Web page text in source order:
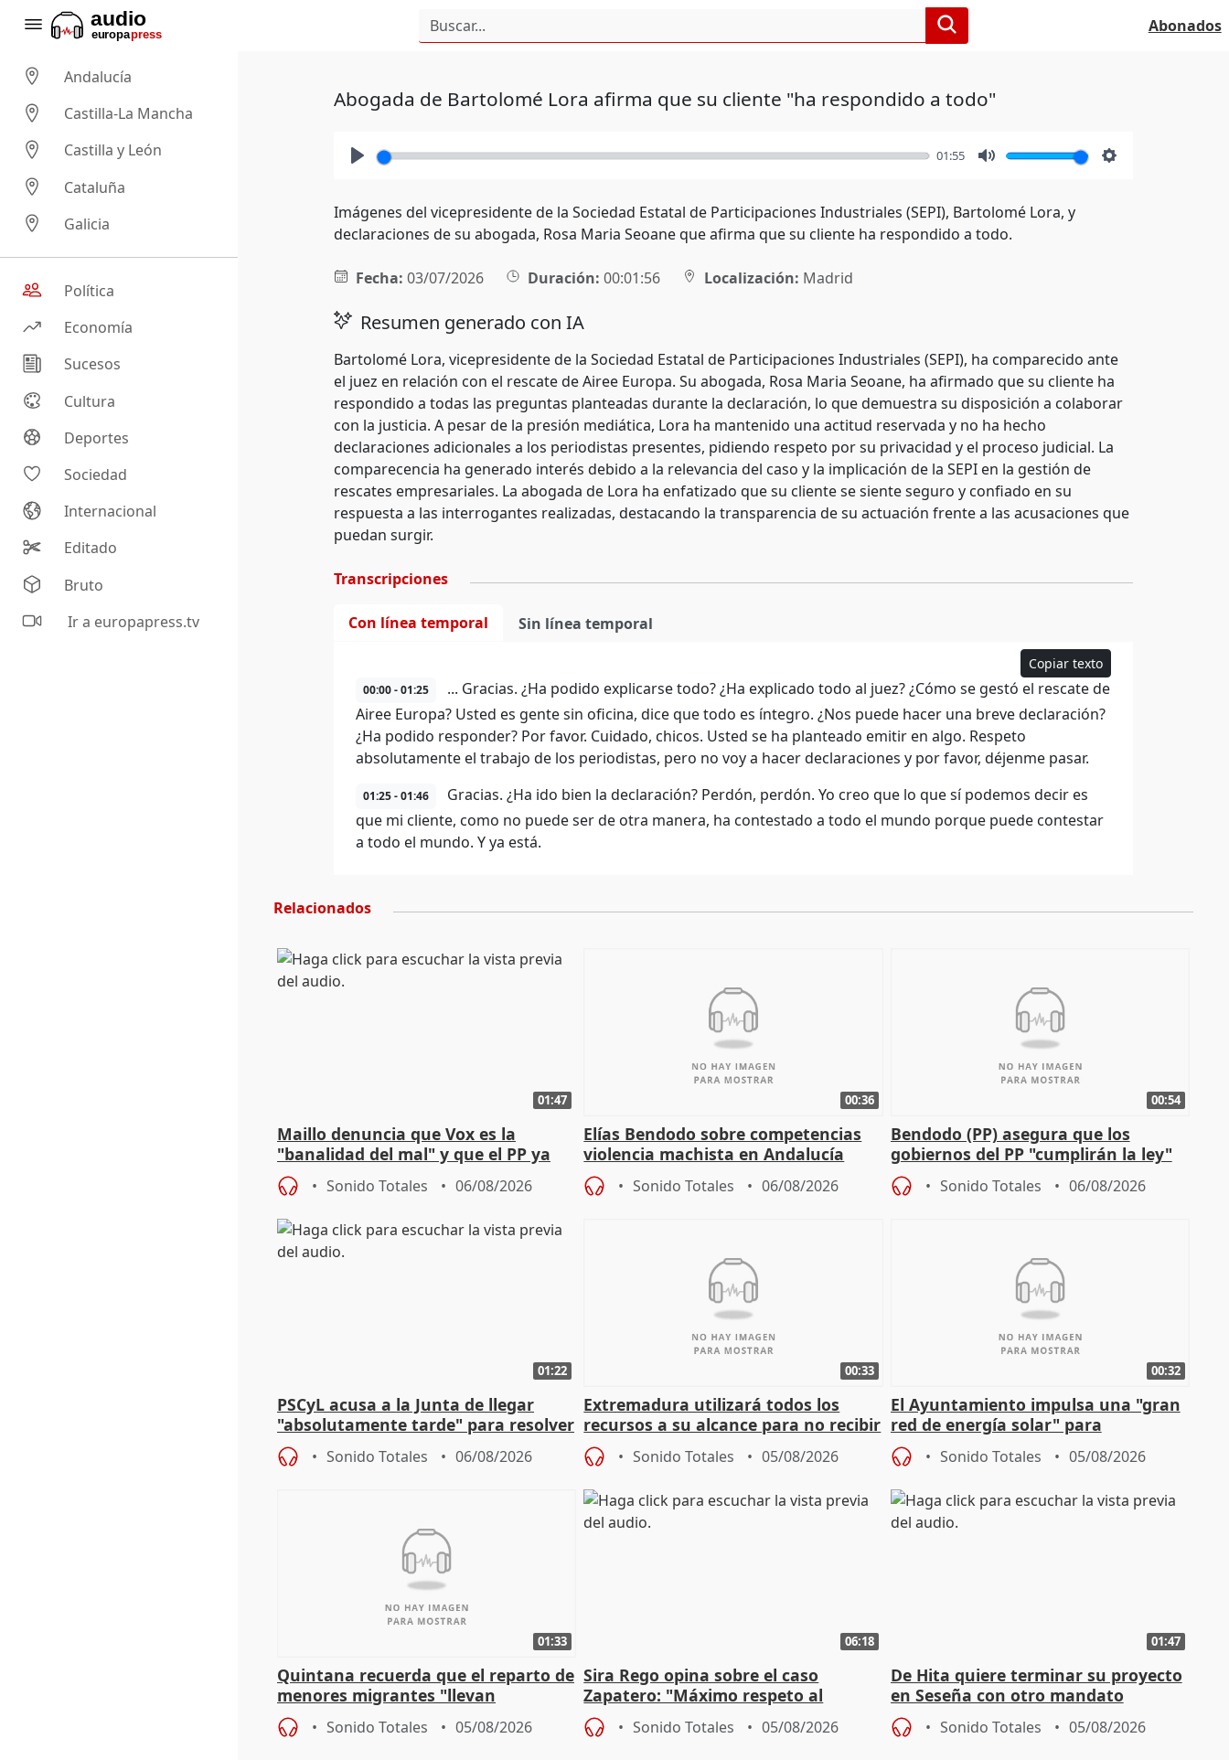
Abonados
Andalucía
Castilla-La Mancha
Castilla y León
Cataluña
Galicia
Política
Economía
Sucesos
Cultura
Deportes
Sociedad
Internacional
Editado
Bruto
Ir a europapress.tv
Abogada de Bartolomé Lora afirma que su cliente "ha respondido a todo"
01:55
Imágenes del vicepresidente de la Sociedad Estatal de Participaciones Industriales (SEPI), Bartolomé Lora, y
declaraciones de su abogada, Rosa Maria Seoane que afirma que su cliente ha respondido a todo.
Fecha: 03/07/2026 Duración: 00:01:56 Localización: Madrid
Resumen generado con IA
Bartolomé Lora, vicepresidente de la Sociedad Estatal de Participaciones Industriales (SEPI), ha comparecido ante
el juez en relación con el rescate de Airee Europa. Su abogada, Rosa Maria Seoane, ha afirmado que su cliente ha
respondido a todas las preguntas planteadas durante la declaración, lo que demuestra su disposición a colaborar
con la justicia. A pesar de la presión mediática, Lora ha mantenido una actitud reservada y no ha hecho
declaraciones adicionales a los periodistas presentes, pidiendo respeto por su privacidad y el proceso judicial. La
comparecencia ha generado interés debido a la relevancia del caso y la implicación de la SEPI en la gestión de
rescates empresariales. La abogada de Lora ha enfatizado que su cliente se siente seguro y confiado en su
respuesta a las interrogantes realizadas, destacando la transparencia de su actuación frente a las acusaciones que
puedan surgir.
Transcripciones
Con línea temporal Sin línea temporal
Copiar texto
00:00 - 01:25
... Gracias. ¿Ha podido explicarse todo? ¿Ha explicado todo al juez? ¿Cómo se gestó el rescate de
Airee Europa? Usted es gente sin oficina, dice que todo es íntegro. ¿Nos puede hacer una breve declaración?
¿Ha podido responder? Por favor. Cuidado, chicos. Usted se ha planteado emitir en algo. Respeto
absolutamente el trabajo de los periodistas, pero no voy a hacer declaraciones y por favor, déjenme pasar.
01:25 - 01:46
Gracias. ¿Ha ido bien la declaración? Perdón, perdón. Yo creo que lo que sí podemos decir es
que mi cliente, como no puede ser de otra manera, ha contestado a todo el mundo porque puede contestar
a todo el mundo. Y ya está.
Relacionados
01:47
Maillo denuncia que Vox es la
"banalidad del mal" y que el PP ya
asume todas sus tesis
Sonido Totales 06/08/2026
00:36
Elías Bendodo sobre competencias
violencia machista en Andalucía
Sonido Totales 06/08/2026
00:54
Bendodo (PP) asegura que los
gobiernos del PP "cumplirán la ley"
sobre los menores migrantes
Sonido Totales 06/08/2026
01:22
PSCyL acusa a la Junta de llegar
"absolutamente tarde" para resolver
problemas como Newcastle
Sonido Totales 06/08/2026
00:33
Extremadura utilizará todos los
recursos a su alcance para no recibir
más menores migrantes
Sonido Totales 05/08/2026
00:32
El Ayuntamiento impulsa una "gran
red de energía solar" para
autoconsumo
Sonido Totales 05/08/2026
01:33
Quintana recuerda que el reparto de
menores migrantes "llevan
aportación del Gobierno" central
Sonido Totales 05/08/2026
06:18
Sira Rego opina sobre el caso
Zapatero: "Máximo respeto al
proceso judicial"
Sonido Totales 05/08/2026
01:47
De Hita quiere terminar su proyecto
en Seseña con otro mandato
Sonido Totales 05/08/2026